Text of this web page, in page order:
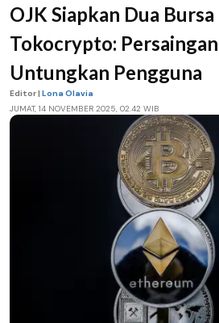
OJK Siapkan Dua
Tokocrypto:
Untungkan Pengguna
Editor | Lona Olavia
JUMAT, 14 NOVEMBER 2025, 02.42 WIB